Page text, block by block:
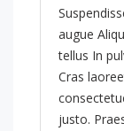
augue
tellus In
Cras
justo.